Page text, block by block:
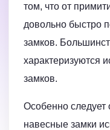
том, что от
довольно быстро
замков.
характеризуются
замков.
Особенно следует
навесные замки